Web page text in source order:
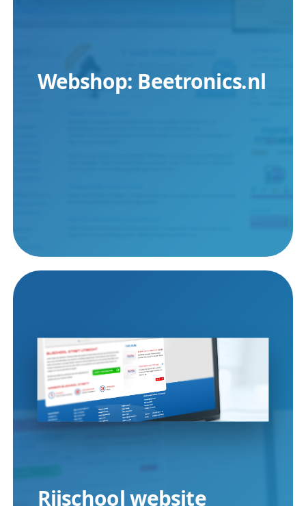
Webshop: Beetronics.nl
Rijschool website